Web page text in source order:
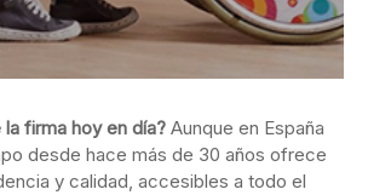
firma hoy en día? Aunque en España
desde hace más de 30 años ofrece
y calidad, accesibles a todo el